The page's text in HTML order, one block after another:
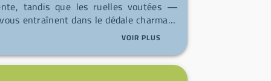
tandis que les ruelles voutées —
entraînent dans le dédale charmant
cyclables traversent champs, prairies,
toile de fond pour des sorties nature
— agneau Label Rouge de Sisteron,
de chèvre — et profitez d’un tissu
VOIR PLUS